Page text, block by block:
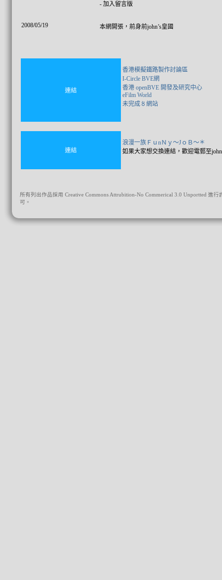
- 加入留言版
2008/05/19 本網開張，前身前john’s皇國
連結
香港模擬鐵路製作討論區
I-Circle BVE網
香港 openBVE 開發及研究中心
eFilm World
未完成〥網站
連結
浪漫一族ＦｕnＮｙ～JｏＢ～＊
如果大家想交換連結，歡迎電郵至
所有列出作品採用 Creative Commons Attrubition-No Commerical 3.0 Unportted 進行
可。